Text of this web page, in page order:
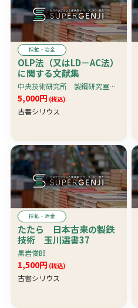
採鉱・冶金
OLP法（又はLD－AC法）
に関する文献集
中央技術研究所 製鋼研究室 和歌山製鉄所 試験課
5,000円 (税込)
古書シリウス
採鉱・冶金
たたら 日本古来の製鉄
技術 玉川選書37
黒岩俊郎
1,500円 (税込)
古書シリウス